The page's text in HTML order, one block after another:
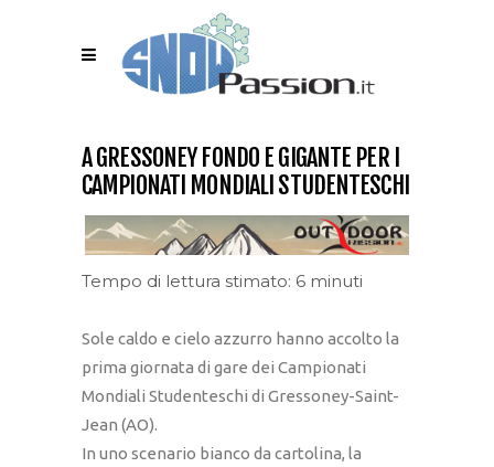
A GRESSONEY FONDO E GIGANTE PER I
CAMPIONATI MONDIALI STUDENTESCHI
Tempo di lettura stimato: 6 minuti
Sole caldo e cielo azzurro hanno accolto la
prima giornata di gare dei Campionati
Mondiali Studenteschi di Gressoney-Saint-
Jean (AO).
In uno scenario bianco da cartolina, la